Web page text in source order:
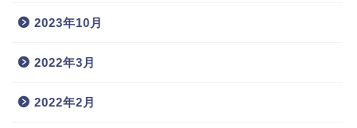
2023年10月
2022年3月
2022年2月